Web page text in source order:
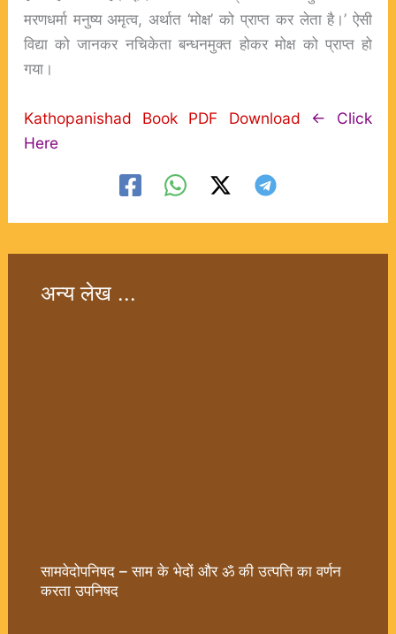
मरणधर्मा मनुष्य अमृत्व, अर्थात ‘मोक्ष’ को प्राप्त कर लेता है।’ ऐसी
विद्या को जानकर नचिकेता बन्धनमुक्त होकर मोक्ष को प्राप्त हो
गया।
Kathopanishad Book PDF Download
<- Click
Here
अन्य लेख ...
सामवेदोपनिषद – साम के भेदों और ॐ की उत्पत्ति का वर्णन
करता उपनिषद